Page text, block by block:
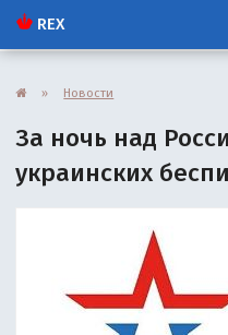
REX
» Новости
За ночь над
украинских